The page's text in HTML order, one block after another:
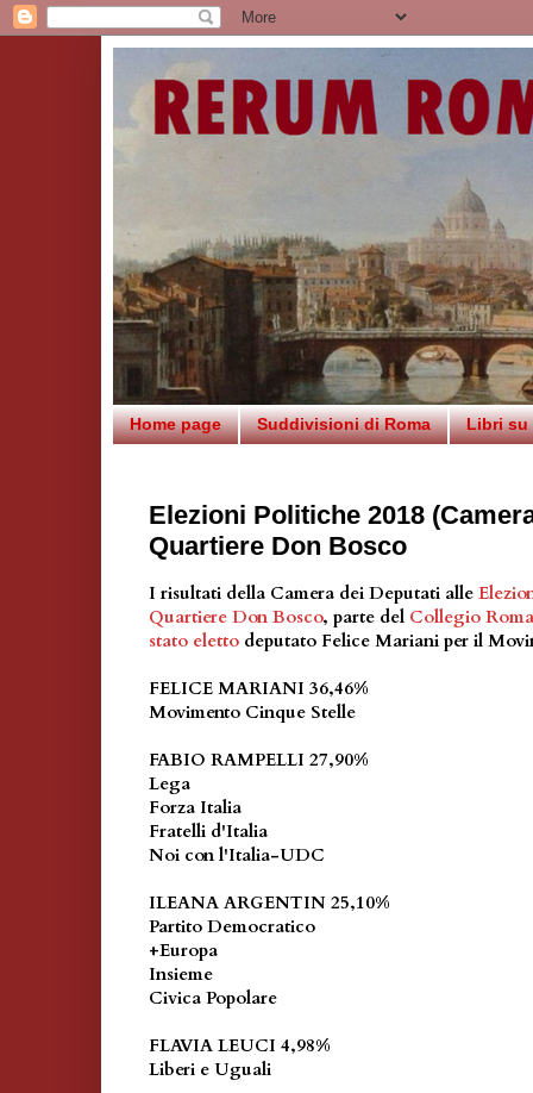
Home page Suddivisioni di Roma Libri su
Elezioni Politiche 2018
Quartiere Don Bosco
I risultati della Camera dei Deputati alle
Quartiere Don Bosco, parte del Collegio
stato eletto deputato Felice Mariani per il
FELICE MARIANI 36,46%
Movimento Cinque Stelle
FABIO RAMPELLI 27,90%
Lega
Forza Italia
Fratelli d'Italia
Noi con l'Italia-UDC
ILEANA ARGENTIN 25,10%
Partito Democratico
+Europa
Insieme
Civica Popolare
FLAVIA LEUCI 4,98%
Liberi e Uguali